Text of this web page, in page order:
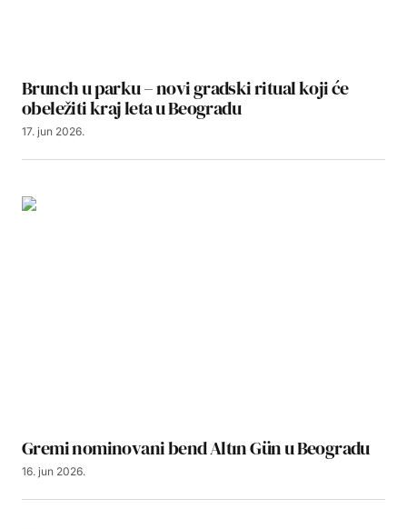
Brunch u parku – novi gradski ritual koji će
obeležiti kraj leta u Beogradu
17. jun 2026.
Gremi nominovani bend Altın Gün u Beogradu
16. jun 2026.